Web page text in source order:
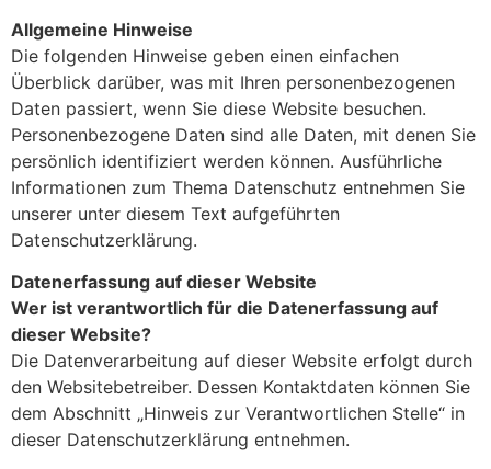
Allgemeine Hinweise
Die folgenden Hinweise geben einen einfachen
Überblick darüber, was mit Ihren personenbezogenen
Daten passiert, wenn Sie diese Website besuchen.
Personenbezogene Daten sind alle Daten, mit denen Sie
persönlich identifiziert werden können. Ausführliche
Informationen zum Thema Datenschutz entnehmen Sie
unserer unter diesem Text aufgeführten
Datenschutzerklärung.
Datenerfassung auf dieser Website
Wer ist verantwortlich für die Datenerfassung auf
dieser Website?
Die Datenverarbeitung auf dieser Website erfolgt durch
den Websitebetreiber. Dessen Kontaktdaten können Sie
dem Abschnitt „Hinweis zur Verantwortlichen Stelle“ in
dieser Datenschutzerklärung entnehmen.